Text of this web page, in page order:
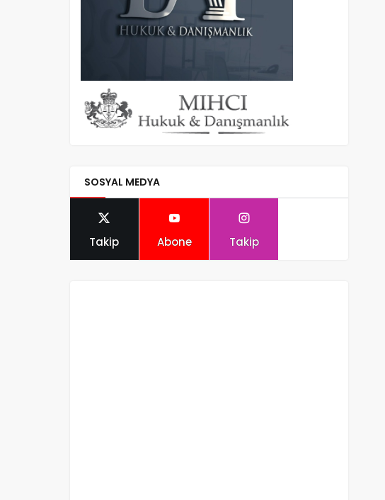
SOSYAL MEDYA
Takip Abone Takip